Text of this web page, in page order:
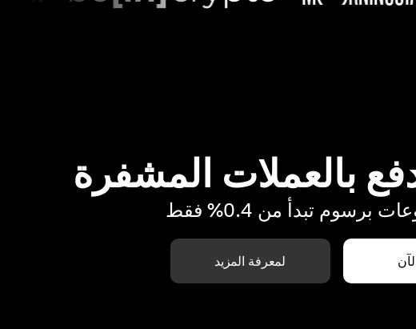
بالعملات المشفرة
برسوم تبدأ من 0.4% فقط
لمعرفة المزيد